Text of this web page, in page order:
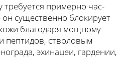
примерно час-
существенно блокирует
благодаря мощному
пептидов, стволовым
эхинацеи, гардении,